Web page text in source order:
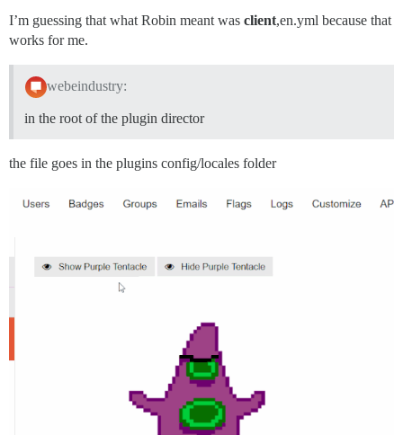
I’m guessing that what Robin meant was client,en.yml because that
works for me.
webeindustry:
in the root of the plugin director
the file goes in the plugins config/locales folder